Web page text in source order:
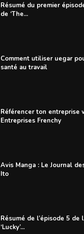
Résumé du premier
de ‘The...
Comment utiliser uegar
santé au travail
Référencer ton entreprise
Entreprises Frenchy
Avis Manga : Le Journal
Ito
Résumé de l’épisode 5 de
‘Lucky’...